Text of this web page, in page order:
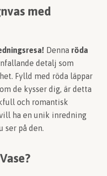
med
Denna röda
detalj som
Fylld med röda läppar
de kysser dig, är detta
och romantisk
ha en unik inredning
ser på den.